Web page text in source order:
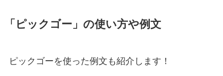
「ピックゴー」の使い方や例文
ピックゴーを使った例文も紹介します！